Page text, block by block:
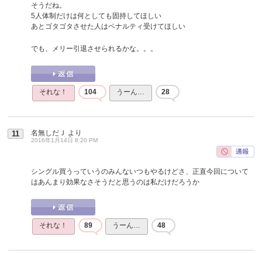
そうだね。
5人体制だけは何としても固持してほしい
あとゴタゴタさせた人はペナルティ受けてほしい
でも、メリー引退させられるかな。。。
それな！ 104 うーん… 28
11 名無しだＪ より
2016年1月14日 8:20 PM
シングル買うっていうのみんないつもやるけどさ、正直今回について
はあんまり効果なさそうだと思うのは私だけだろうか
それな！ 89 うーん… 48